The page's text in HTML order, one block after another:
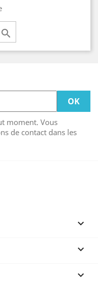

moment. Vous
de contact dans les


